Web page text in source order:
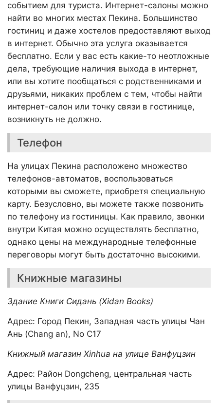
событием для туриста. Интернет-салоны можно
найти во многих местах Пекина. Большинство
гостиниц и даже хостелов предоставляют выход
в интернет. Обычно эта услуга оказывается
бесплатно. Если у вас есть какие-то неотложные
дела, требующие наличия выхода в интернет,
или вы хотите пообщаться с родственниками и
друзьями, никаких проблем с тем, чтобы найти
интернет-салон или точку связи в гостинице,
возникнуть не должно.
Телефон
На улицах Пекина расположено множество
телефонов-автоматов, воспользоваться
которыми вы сможете, приобретя специальную
карту. Безусловно, вы можете также позвонить
по телефону из гостиницы. Как правило, звонки
внутри Китая можно осуществлять бесплатно,
однако цены на международные телефонные
переговоры могут быть достаточно высокими.
Книжные магазины
Здание Книги Сидань (Xidan Books)
Адрес: Город Пекин, Западная часть улицы Чан
Ань (Chang an), No C17
Книжный магазин Xinhua на улице Ванфуцзин
Адрес: Район Dongcheng, центральная часть
улицы Ванфуцзин, 235